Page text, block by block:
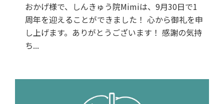
おかげ様で、しんきゅう院Mimiは、9月30日で1
周年を迎えることができました！ 心から御礼を申
し上げます。ありがとうございます！ 感謝の気持
ち...